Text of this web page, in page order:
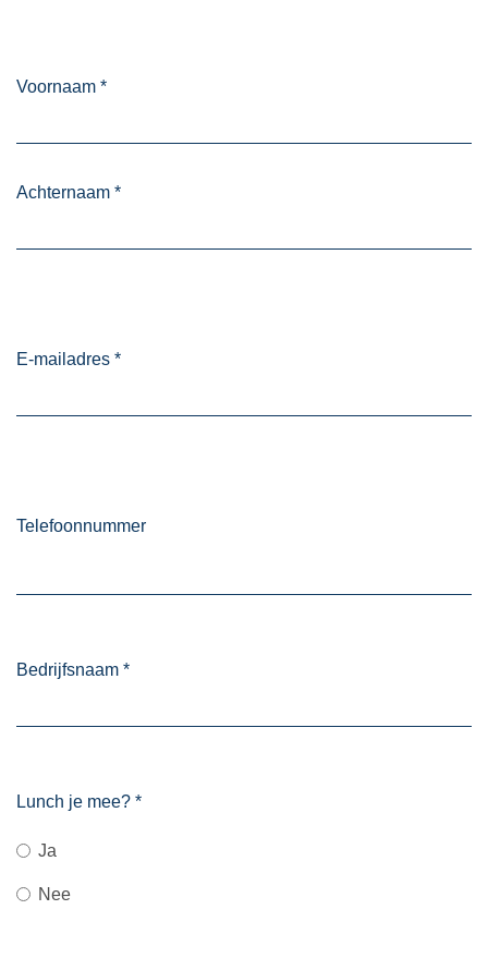
Voornaam *
Achternaam *
E-mailadres *
Telefoonnummer
Bedrijfsnaam *
Lunch je mee? *
Ja
Nee